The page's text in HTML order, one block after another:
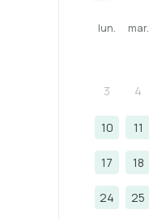
lun. mar.
3 4
10 11
17 18
24 25